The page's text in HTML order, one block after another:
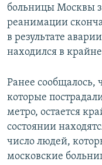
больницы Москвы
реанимации
в результате
находился в
Ранее сообщалось,
которые
метро, остается
состоянии
число людей,
московские